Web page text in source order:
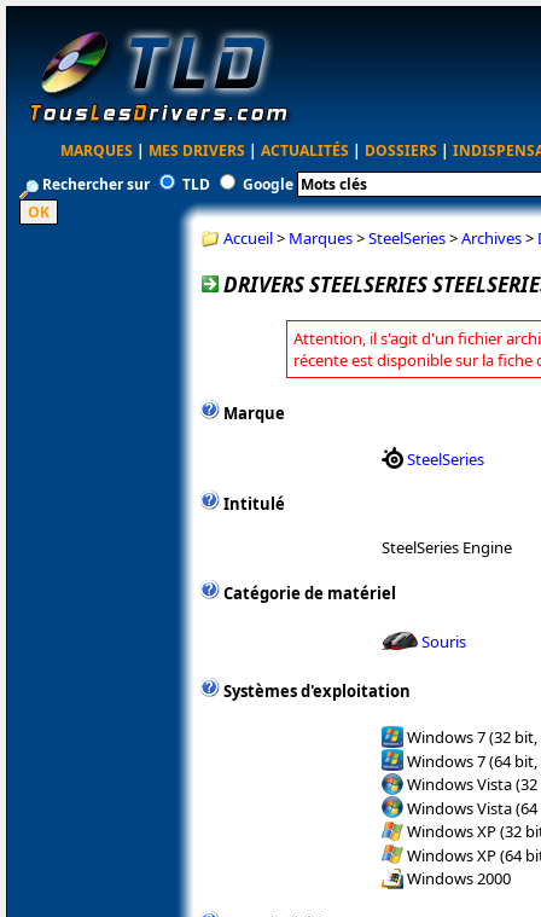
MARQUES | MES DRIVERS | ACTUALITÉS | DOSSIERS |
Rechercher sur
TLD Google
Accueil> Marques>SteelSeries>Archives>
DRIVERS STEELSERIES
Attention, il s'agit d'un fichier
récente est disponible sur la fiche
Marque
SteelSeries
Intitulé
SteelSeries Engine
Catégorie de matériel
Souris
Systèmes d'exploitation
Windows 7 (32 bit,
Windows 7 (64 bit,
Windows Vista
Windows Vista
Windows XP (32
Windows XP (64
Windows 2000